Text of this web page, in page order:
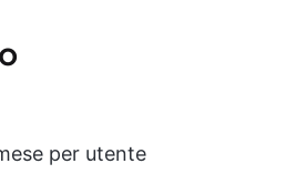
per utente